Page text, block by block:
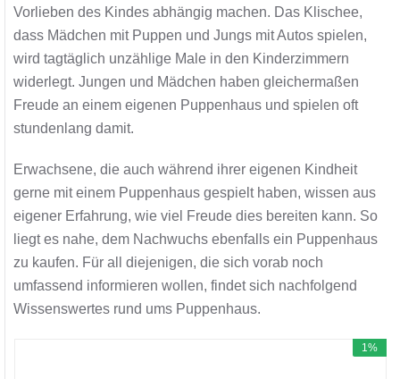
Vorlieben des Kindes abhängig machen. Das Klischee,
dass Mädchen mit Puppen und Jungs mit Autos spielen,
wird tagtäglich unzählige Male in den Kinderzimmern
widerlegt. Jungen und Mädchen haben gleichermaßen
Freude an einem eigenen Puppenhaus und spielen oft
stundenlang damit.
Erwachsene, die auch während ihrer eigenen Kindheit
gerne mit einem Puppenhaus gespielt haben, wissen aus
eigener Erfahrung, wie viel Freude dies bereiten kann. So
liegt es nahe, dem Nachwuchs ebenfalls ein Puppenhaus
zu kaufen. Für all diejenigen, die sich vorab noch
umfassend informieren wollen, findet sich nachfolgend
Wissenswertes rund ums Puppenhaus.
1%